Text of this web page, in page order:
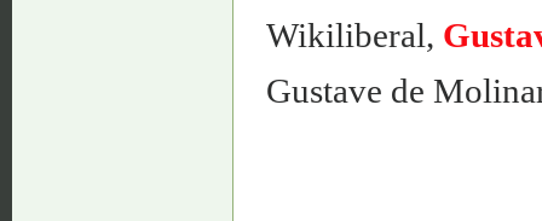
Wikiliberal,
Gustave de